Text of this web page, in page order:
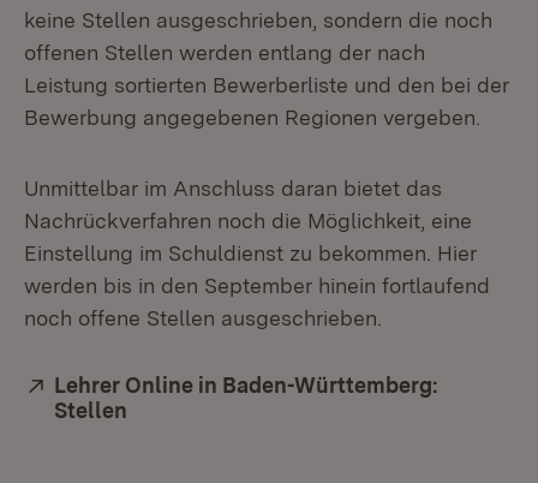
keine Stellen ausgeschrieben, sondern die noch
offenen Stellen werden entlang der nach
Leistung sortierten Bewerberliste und den bei der
Bewerbung angegebenen Regionen vergeben.
Unmittelbar im Anschluss daran bietet das
Nachrückverfahren noch die Möglichkeit, eine
Einstellung im Schuldienst zu bekommen. Hier
werden bis in den September hinein fortlaufend
noch offene Stellen ausgeschrieben.
Extern:
Lehrer Online in Baden-Württemberg:
Stellen